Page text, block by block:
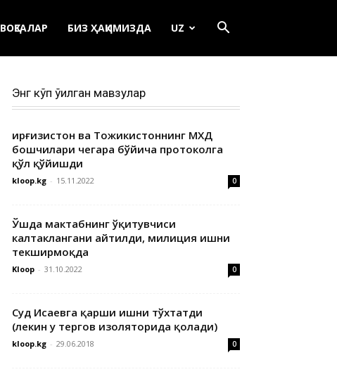
ВОҚЕАЛАР БИЗ ҲАҚИМИЗДА UZ
Энг кўп ўқилган мавзулар
Қирғизистон ва Тожикистоннинг МХДҚ
бошчилари чегара бўйича протоколга
қўл қўйишди
kloop.kg - 15.11.2022 0
Ўшда мактабнинг ўқитувчиси
калтаклангани айтилди, милиция ишни
текширмоқда
Kloop - 31.10.2022 0
Суд Исаевга қарши ишни тўхтатди
(лекин у тергов изоляторида қолади)
kloop.kg - 29.06.2018 0